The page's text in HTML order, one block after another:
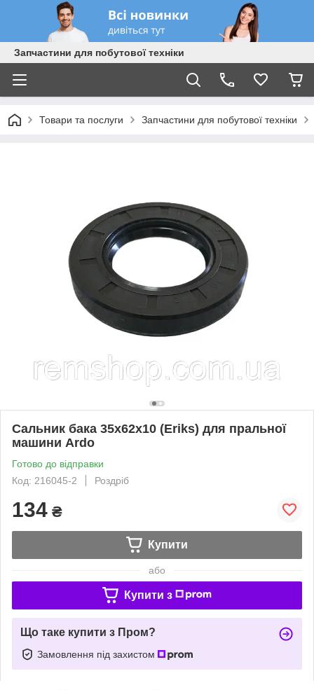
Запчастини для побутової техніки
Товари та послуги Запчастини для побутової техніки
Сальник бака 35x62x10 (Eriks) для пральної
машини Ardo
Готово до відправки
Код: 216045-2
Роздріб
134 ₴
Купити
або
Купити з
Що таке купити з Пром?
Замовлення під захистом